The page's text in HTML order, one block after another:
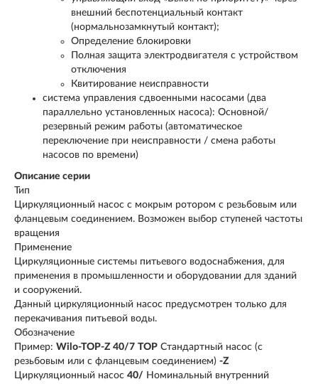
внешний беспотенциальный контакт
(нормальнозамкнутый контакт);
Определение блокировки
Полная защита электродвигателя с устройством
отключения
Квитирование неисправности
система управления сдвоенными насосами (два
параллельно установленных насоса): Основной/
резервный режим работы (автоматическое
переключение при неисправности / смена работы
насосов по времени)
Описание серии
Тип
Циркуляционный насос с мокрым ротором с резьбовым или
фланцевым соединением. Возможен выбор ступеней частоты
вращения
Применение
Циркуляционные системы питьевого водоснабжения, для
применения в промышленности и оборудовании для зданий
и сооружений.
Данный циркуляционный насос предусмотрен только для
перекачивания питьевой воды.
Обозначение
Пример: Wilo-TOP-Z 40/7 TOP Стандартный насос (с
резьбовым или с фланцевым соединением) ‐Z
Циркуляционный насос 40/ Номинальный внутренний